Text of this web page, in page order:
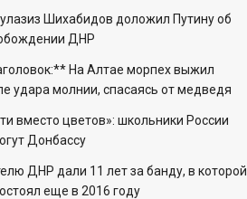
Шихабидов доложил Путину об
ДНР
На Алтае морпех выжил
удара молнии, спасаясь от медведя
вместо цветов»: школьники России
Донбассу
ДНР дали 11 лет за банду, в которой
еще в 2016 году